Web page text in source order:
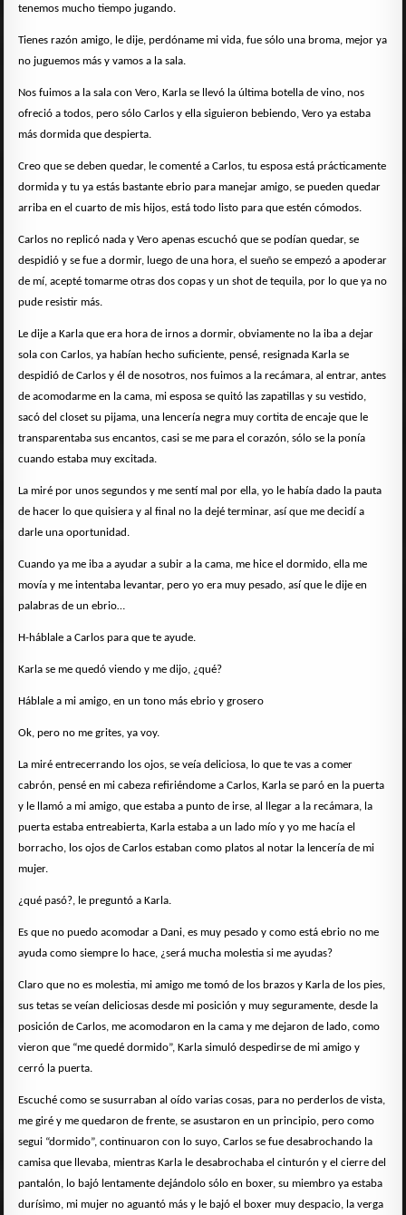
tenemos mucho tiempo jugando.
Tienes razón amigo, le dije, perdóname mi vida, fue sólo una broma, mejor ya
no juguemos más y vamos a la sala.
Nos fuimos a la sala con Vero, Karla se llevó la última botella de vino, nos
ofreció a todos, pero sólo Carlos y ella siguieron bebiendo, Vero ya estaba
más dormida que despierta.
Creo que se deben quedar, le comenté a Carlos, tu esposa está prácticamente
dormida y tu ya estás bastante ebrio para manejar amigo, se pueden quedar
arriba en el cuarto de mis hijos, está todo listo para que estén cómodos.
Carlos no replicó nada y Vero apenas escuchó que se podían quedar, se
despidió y se fue a dormir, luego de una hora, el sueño se empezó a apoderar
de mí, acepté tomarme otras dos copas y un shot de tequila, por lo que ya no
pude resistir más.
Le dije a Karla que era hora de irnos a dormir, obviamente no la iba a dejar
sola con Carlos, ya habían hecho suficiente, pensé, resignada Karla se
despidió de Carlos y él de nosotros, nos fuimos a la recámara, al entrar, antes
de acomodarme en la cama, mi esposa se quitó las zapatillas y su vestido,
sacó del closet su pijama, una lencería negra muy cortita de encaje que le
transparentaba sus encantos, casi se me para el corazón, sólo se la ponía
cuando estaba muy excitada.
La miré por unos segundos y me sentí mal por ella, yo le había dado la pauta
de hacer lo que quisiera y al final no la dejé terminar, así que me decidí a
darle una oportunidad.
Cuando ya me iba a ayudar a subir a la cama, me hice el dormido, ella me
movía y me intentaba levantar, pero yo era muy pesado, así que le dije en
palabras de un ebrio…
H-háblale a Carlos para que te ayude.
Karla se me quedó viendo y me dijo, ¿qué?
Háblale a mi amigo, en un tono más ebrio y grosero
Ok, pero no me grites, ya voy.
La miré entrecerrando los ojos, se veía deliciosa, lo que te vas a comer
cabrón, pensé en mi cabeza refiriéndome a Carlos, Karla se paró en la puerta
y le llamó a mi amigo, que estaba a punto de irse, al llegar a la recámara, la
puerta estaba entreabierta, Karla estaba a un lado mío y yo me hacía el
borracho, los ojos de Carlos estaban como platos al notar la lencería de mi
mujer.
¿qué pasó?, le preguntó a Karla.
Es que no puedo acomodar a Dani, es muy pesado y como está ebrio no me
ayuda como siempre lo hace, ¿será mucha molestia si me ayudas?
Claro que no es molestia, mi amigo me tomó de los brazos y Karla de los pies,
sus tetas se veían deliciosas desde mi posición y muy seguramente, desde la
posición de Carlos, me acomodaron en la cama y me dejaron de lado, como
vieron que “me quedé dormido”, Karla simuló despedirse de mi amigo y
cerró la puerta.
Escuché como se susurraban al oído varias cosas, para no perderlos de vista,
me giré y me quedaron de frente, se asustaron en un principio, pero como
segui “dormido”, continuaron con lo suyo, Carlos se fue desabrochando la
camisa que llevaba, mientras Karla le desabrochaba el cinturón y el cierre del
pantalón, lo bajó lentamente dejándolo sólo en boxer, su miembro ya estaba
durísimo, mi mujer no aguantó más y le bajó el boxer muy despacio, la verga